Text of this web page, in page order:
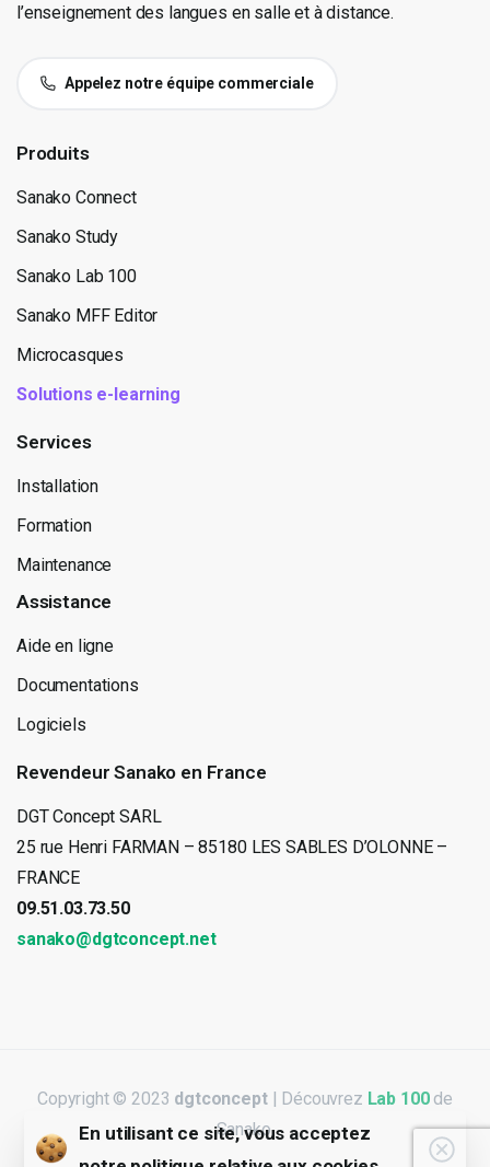
l’enseignement des langues en salle et à distance.
Appelez notre équipe commerciale
Produits
Sanako Connect
Sanako Study
Sanako Lab 100
Sanako MFF Editor
Microcasques
Solutions e-learning
Services
Installation
Formation
Maintenance
Assistance
Aide en ligne
Documentations
Logiciels
Revendeur Sanako en France
DGT Concept SARL
25 rue Henri FARMAN – 85180 LES SABLES D’OLONNE –
FRANCE
09.51.03.73.50
sanako@dgtconcept.net
Copyright © 2023 dgtconcept| Découvrez Lab 100de
Sanako.
En utilisant ce site, vous acceptez